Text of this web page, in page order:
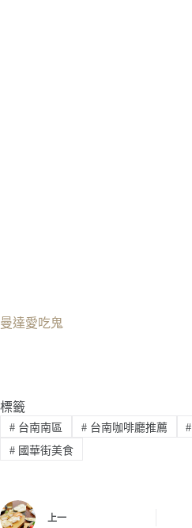
曼達愛吃鬼
標籤
#台南南區 #台南咖啡廳推薦 #
#國華街美食
上一